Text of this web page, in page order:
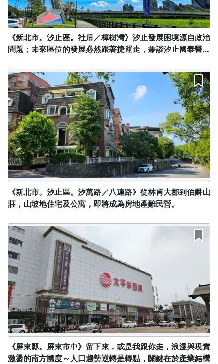
《新北市。汐止區。社后／樟樹灣》汐止發展困境源自政治
問題；未來區位的發展必然跟著捷運走，兼談汐止國泰醫院
《新北市。汐止區。汐萬路／八連路》從林肯大郡到伯爵山
莊，山坡地住宅及公寓，即將成為房地產難民營。
《屏東縣。屏東市中》留下來，或是我跟你走，浪漫與現實
激盪的南方國度～人口趨勢逆轉是轉點，關鍵在於產業結構
沒有待播放的清單